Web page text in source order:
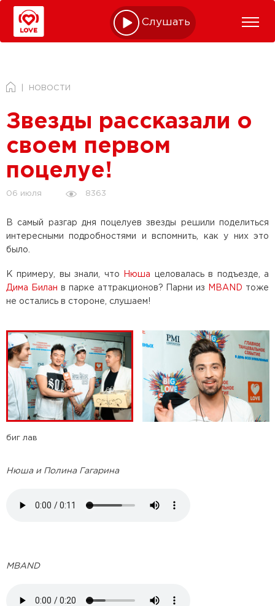
Слушать online
НОВОСТИ
Звезды рассказали о
своем первом
поцелуе!
06 июля 8363
В самый разгар дня поцелуев звезды решили поделиться
интересными подробностями и вспомнить, как у них это
было.
К примеру, вы знали, что Нюша
целовалась в подъезде, а
Дима Билан в парке аттракционов? Парни из MBAND тоже
не остались в стороне, слушаем!
биг лав
Нюша и Полина Гагарина
MBAND